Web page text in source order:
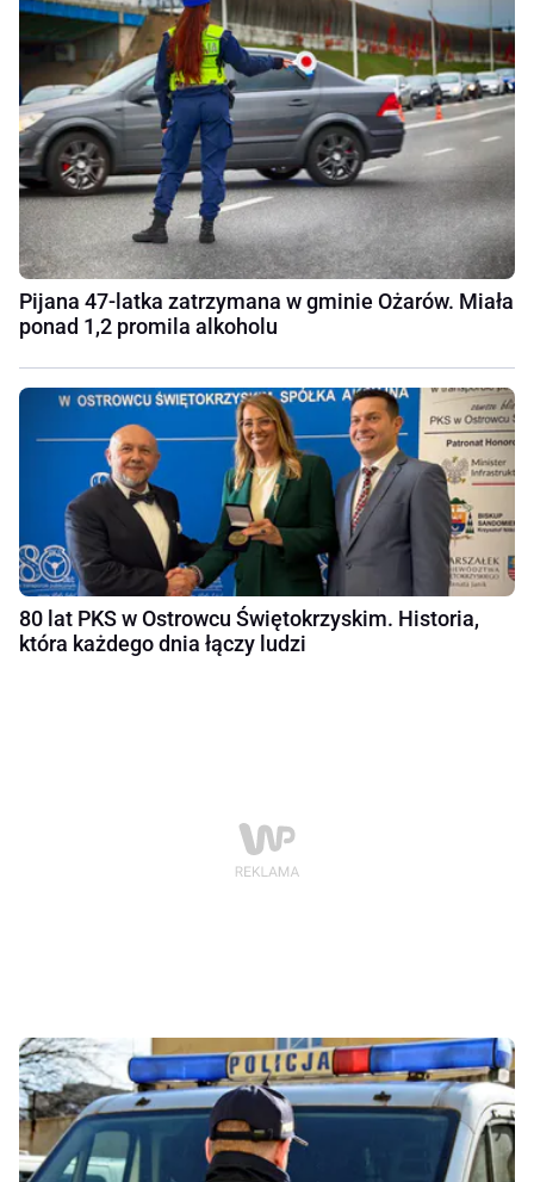
Pijana 47-latka zatrzymana w gminie Ożarów. Miała
ponad 1,2 promila alkoholu
80 lat PKS w Ostrowcu Świętokrzyskim. Historia,
która każdego dnia łączy ludzi